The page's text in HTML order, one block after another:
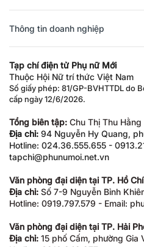
Thông tin doanh nghiệp
Tạp chí điện tử Phụ nữ Mới
Thuộc Hội Nữ trí thức Việt Nam
Số giấy phép: 81/GP-BVHTTDL do
cấp ngày 12/6/2026.
Tổng biên tập: Chu Thị Thu Hằng
Địa chỉ: 94 Nguyễn Hy Quang,
Hotline: 024.36.555.655 -
tapchi@phunumoi.net.vn
Văn phòng đại diện tại TP. Hồ
Địa chỉ: Số 7-9 Nguyễn Bỉnh
Hotline: 0919.797.579 - Email:
Văn phòng đại diện tại TP. Hải
Địa chỉ: 15 phố Cấm, phường Gia